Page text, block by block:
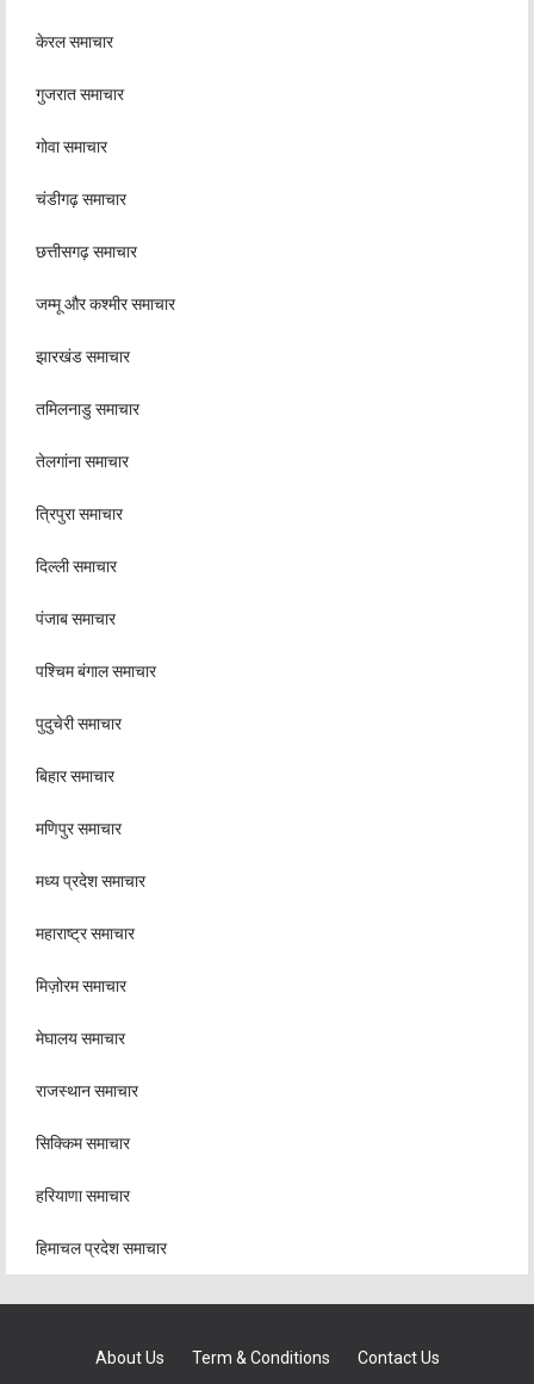
केरल समाचार
गुजरात समाचार
गोवा समाचार
चंडीगढ़ समाचार
छत्तीसगढ़ समाचार
जम्मू और कश्मीर समाचार
झारखंड समाचार
तमिलनाडु समाचार
तेलगांना समाचार
त्रिपुरा समाचार
दिल्ली समाचार
पंजाब समाचार
पश्चिम बंगाल समाचार
पुदुचेरी समाचार
बिहार समाचार
मणिपुर समाचार
मध्य प्रदेश समाचार
महाराष्ट्र समाचार
मिज़ोरम समाचार
मेघालय समाचार
राजस्थान समाचार
सिक्किम समाचार
हरियाणा समाचार
हिमाचल प्रदेश समाचार
About Us Term & Conditions Contact Us